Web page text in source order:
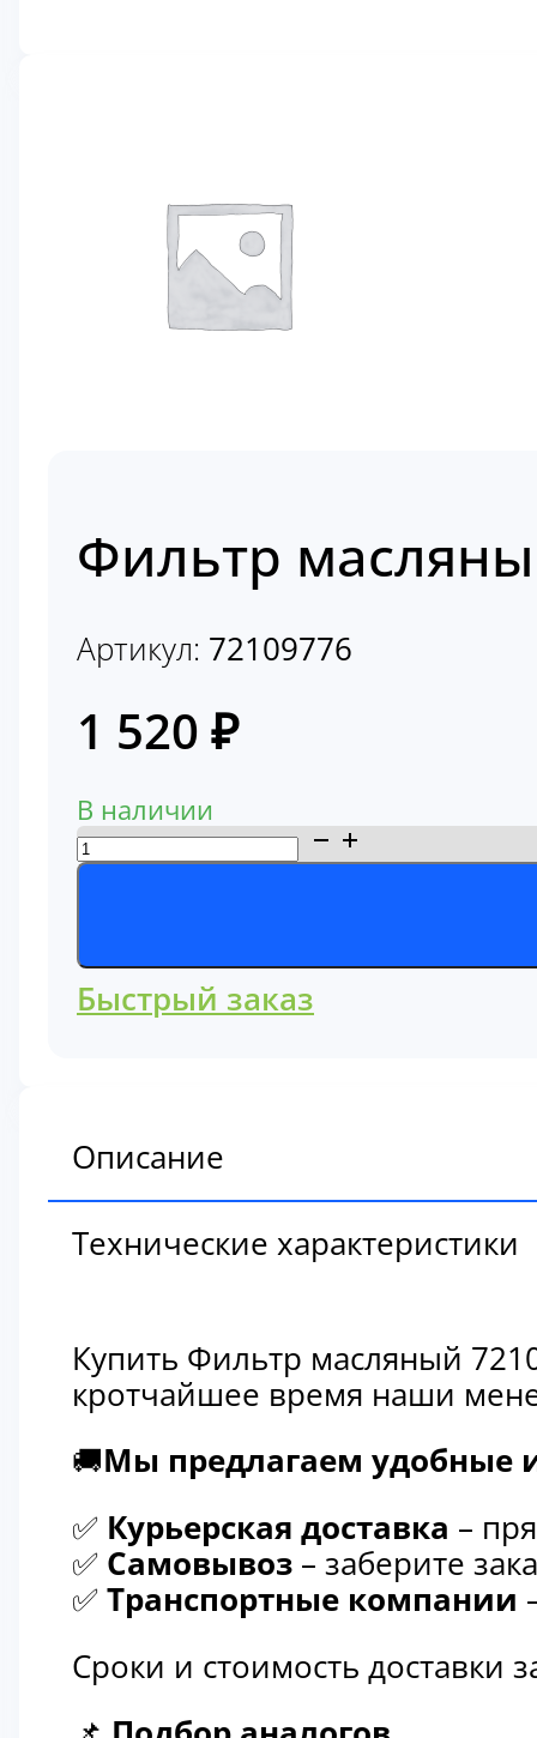
Фильтр
Артикул: 72109776
1 520 ₽
В наличии
Количество
товара
масляный
72109776
Быстрый заказ
Описание
Технические характеристики
Купить Фильтр масляный
кротчайшее время наши
🚚Мы предлагаем удобные
✅ Курьерская доставка –
✅ Самовывоз – заберите
✅ Транспортные компании
Сроки и стоимость доставки